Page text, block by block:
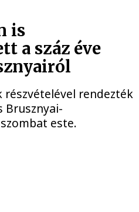
is
a száz éve
részvételével rendezték
Brusznyai-
este.